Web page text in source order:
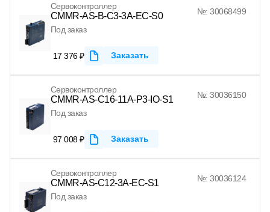
Сервоконтроллер
CMMR-AS-B-C3-3A-EC-S0
№: 30068499
Под заказ
17 376 ₽ Заказать
Сервоконтроллер
CMMR-AS-C16-11A-P3-IO-S1
№: 30036150
Под заказ
97 008 ₽ Заказать
Сервоконтроллер
CMMR-AS-C12-3A-EC-S1
№: 30036124
Под заказ